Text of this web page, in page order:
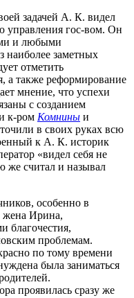
задачей А. К. видел
управления гос-вом. Он
и любыми
наиболее заметных
отметить
а также реформирование
мнение, что успехи
с созданием
к-ром Комнины и
в своих руках всю
к А. К. историк
«видел себя не
же считал и называл
особенно в
жена Ирина,
благочестия,
проблемам.
по тому времени
была заниматься
проявилась сразу же